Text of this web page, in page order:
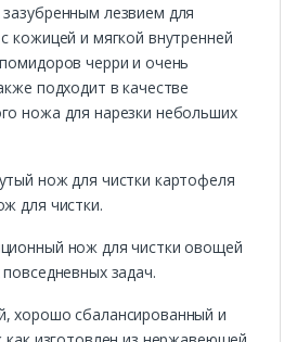
лезвием для
кожицей и мягкой внутренней
черри и очень
подходит в качестве
ножа для нарезки небольших
нож для чистки картофеля
для чистки.
нож для чистки овощей
задач.
хорошо сбалансированный и